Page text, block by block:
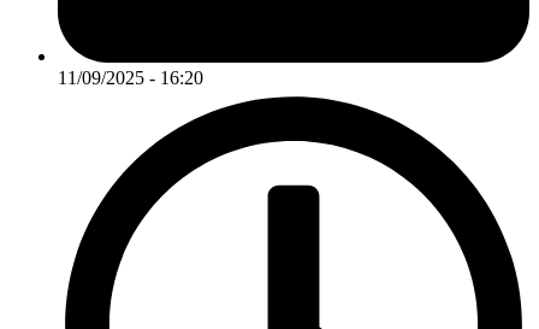
11/09/2025 - 16:20